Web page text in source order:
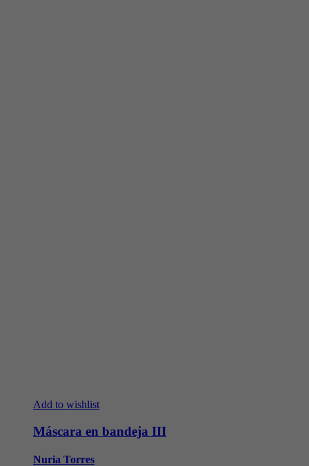
Add to wishlist
Máscara en bandeja III
Nuria Torres